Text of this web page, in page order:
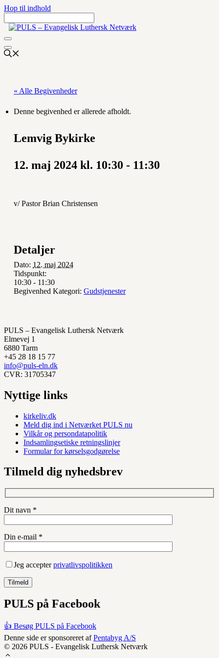
Hop til indhold
« Alle Begivenheder
Denne begivenhed er allerede afholdt.
Lemvig Bykirke
12. maj 2024 kl. 10:30 - 11:30
v/ Pastor Brian Christensen
Detaljer
Dato: 12. maj 2024
Tidspunkt:
10:30 - 11:30
Begivenhed Kategori: Gudstjenester
PULS – Evangelisk Luthersk Netværk
Elmevej 1
6880 Tarm
+45 28 18 15 77
info@puls-eln.dk
CVR: 31705347
Nyttige links
kirkeliv.dk
Meld dig ind i Netværket PULS nu
Vilkår og persondatapolitik
Indsamlingsetiske retningslinjer
Formular for kørselsgodgørelse
Tilmeld dig nyhedsbrev
Dit navn *
Din e-mail *
Jeg accepterprivatlivspolitikken
PULS på Facebook
👍 Besøg PULS på Facebook
Denne side er sponsoreret afPentabyg A/S
© 2026 PULS - Evangelisk Luthersk Netværk